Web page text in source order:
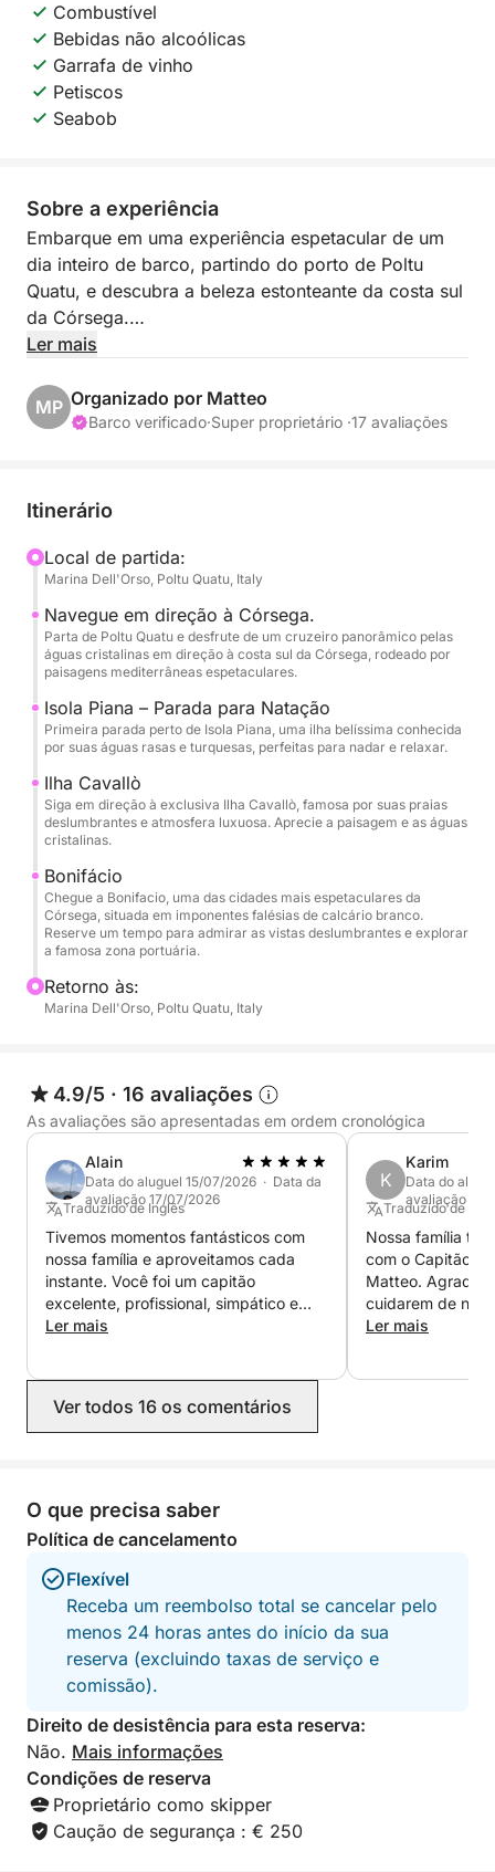
Combustível
Bebidas não alcoólicas
Garrafa de vinho
Petiscos
Seabob
Sobre a experiência
Embarque em uma experiência espetacular de um
dia inteiro de barco, partindo do porto de Poltu
Quatu, e descubra a beleza estonteante da costa sul
da Córsega.
pelas águas cristalinas do Mediterrâneo para chegar
a alguns dos lugares mais deslumbrantes entre a
águas rasas e turquesas, perfeitas para nadar e
O passeio continua em direção à elegante ilha de
Cavallò, famosa por suas praias intocadas e
atmosfera luxuosa. Aqui, você poderá apreciar a
beleza do litoral e as cores incríveis do mar.
Um dos pontos altos do dia é a visita a Bonifacio,
uma cidade espetacular situada em imponentes
impressionante e cenário histórico a tornam um dos
destinos mais icônicos do Mediterrâneo.
Ao longo da experiência, você poderá relaxar a
bordo enquanto desfruta de refrigerantes, petiscos e
uma garrafa de vinho, e explorar as águas
cristalinas usando o Seabob para uma experiência
marítima divertida e única.
entre a Sardenha e a Córsega.
Ler mais
MP Organizado por Matteo
Barco verificado·Super proprietário ·17 avaliações
Itinerário
Local de partida:
Marina Dell'Orso, Poltu Quatu, Italy
Navegue em direção à Córsega.
Parta de Poltu Quatu e desfrute de um cruzeiro panorâmico pelas
águas cristalinas em direção à costa sul da Córsega, rodeado por
paisagens mediterrâneas espetaculares.
Isola Piana – Parada para Natação
Primeira parada perto de Isola Piana, uma ilha belíssima conhecida
por suas águas rasas e turquesas, perfeitas para nadar e relaxar.
Ilha Cavallò
Siga em direção à exclusiva Ilha Cavallò, famosa por suas praias
deslumbrantes e atmosfera luxuosa. Aprecie a paisagem e as águas
cristalinas.
Bonifácio
Chegue a Bonifacio, uma das cidades mais espetaculares da
Córsega, situada em imponentes falésias de calcário branco.
Reserve um tempo para admirar as vistas deslumbrantes e explorar
a famosa zona portuária.
Retorno às:
Marina Dell'Orso, Poltu Quatu, Italy
4.9/5 · 16 avaliações
As avaliações são apresentadas em ordem cronológica
Alain
Data do aluguel 15/07/2026 · Data da
avaliação 17/07/2026
Traduzido de Inglês
Tivemos momentos fantásticos com
nossa família e aproveitamos cada
instante. Você foi um capitão
excelente, profissional, simpático e
sempre se certificando de que
escolheu eram absolutamente lindos.
Foi um dos pontos altos da nossa
na água. Obrigado novamente, Marco
e Matteo. Esperamos revê-los em
breve!
Ler mais
K
Karim
Data do
avaliação 27/
Traduzido de
Nossa família
com o Capitão
Matteo.
cuidarem de nós
sinceridade.
Ler mais
Ver todos 16 os comentários
O que precisa saber
Política de cancelamento
Flexível
Receba um reembolso total se cancelar pelo
menos 24 horas antes do início da sua
reserva (excluindo taxas de serviço e
comissão).
Direito de desistência para esta reserva:
Não. Mais informações
Condições de reserva
Proprietário como skipper
Caução de segurança : € 250